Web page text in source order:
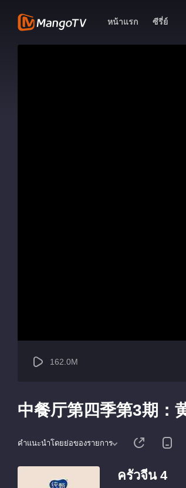
หน้าแรก ซีรี่ย์
162.0M
中餐厅第四季第3期：
คำแนะนำโดยย่อของรายการ
ครัวจีน 4